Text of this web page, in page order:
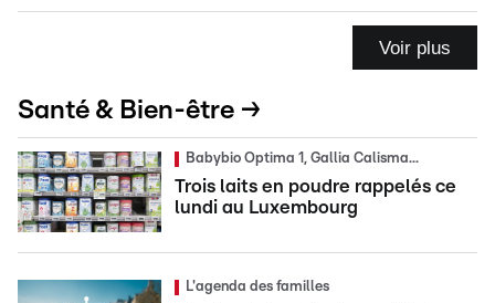
Voir plus
Santé & Bien-être →
Babybio Optima 1, Gallia Calisma...
Trois laits en poudre rappelés ce
lundi au Luxembourg
L'agenda des familles